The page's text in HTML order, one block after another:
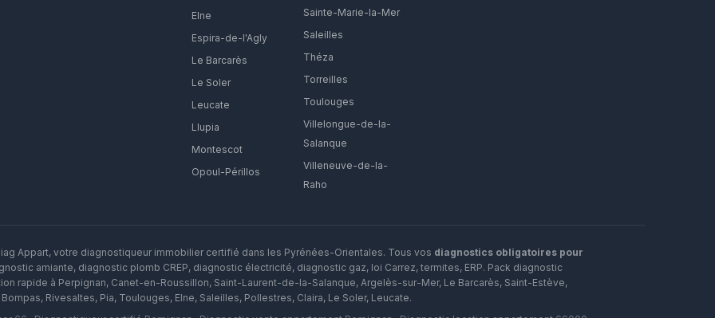
Elne
Espira-de-l'Agly
Le Barcarès
Le Soler
Leucate
Llupia
Montescot
Opoul-Périllos
Sainte-Marie-la-Mer
Saleilles
Théza
Torreilles
Toulouges
Villelongue-de-la-
Salanque
Villeneuve-de-la-
Raho
Appart, votre diagnostiqueur immobilier certifié dans les Pyrénées-Orientales. Tous vos diagnostics obligatoires pour
amiante, diagnostic plomb CREP, diagnostic électricité, diagnostic gaz, loi Carrez, termites, ERP. Pack diagnostic
rapide à Perpignan, Canet-en-Roussillon, Saint-Laurent-de-la-Salanque, Argelès-sur-Mer, Le Barcarès, Saint-Estève,
Bompas, Rivesaltes, Pia, Toulouges, Elne, Saleilles, Pollestres, Claira, Le Soler, Leucate.